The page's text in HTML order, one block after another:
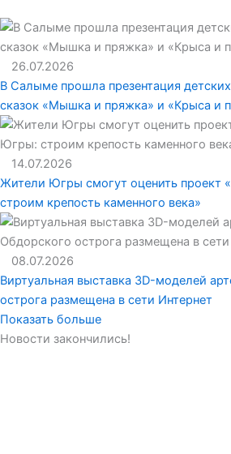
26.07.2026
В Салыме прошла презентация
сказок «Мышка и пряжка» и «Крыса и
14.07.2026
Жители Югры смогут оценить проект
строим крепость каменного века»
08.07.2026
Виртуальная выставка 3D-моделей
острога размещена в сети Интернет
Показать больше
Новости закончились!